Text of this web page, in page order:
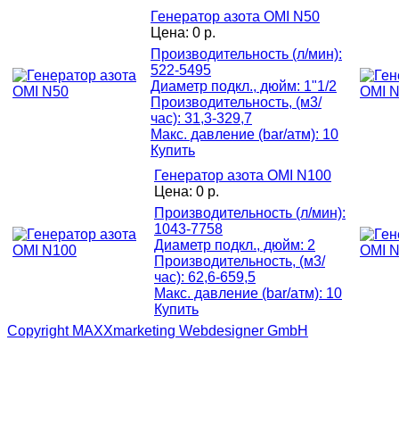
Генератор азота OMI N50
Цена: 0 р.
Производительность (л/мин):
522-5495
Диаметр подкл., дюйм: 1"1/2
Производительность, (м3/
час): 31,3-329,7
Макс. давление (bar/атм): 10
Купить
Генератор азота OMI N100
Цена: 0 р.
Производительность (л/мин):
1043-7758
Диаметр подкл., дюйм: 2
Производительность, (м3/
час): 62,6-659,5
Макс. давление (bar/атм): 10
Купить
Copyright MAXXmarketing Webdesigner GmbH